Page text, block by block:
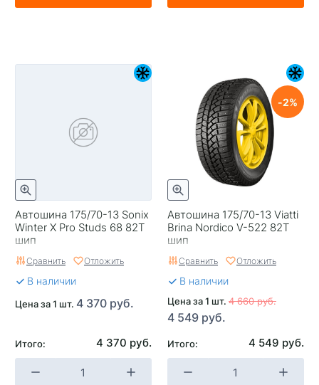
Автошина 175/70-13 Sonix
Winter X Pro Studs 68 82T
шип
Сравнить Отложить
В наличии
Цена за 1 шт. 4 370 руб.
Итого: 4 370 руб.
Автошина 175/70-13 Viatti
Brina Nordico V-522 82T
шип
2
Сравнить Отложить
В наличии
Цена за 1 шт. 4 660 руб.
4 549 руб.
Итого: 4 549 руб.